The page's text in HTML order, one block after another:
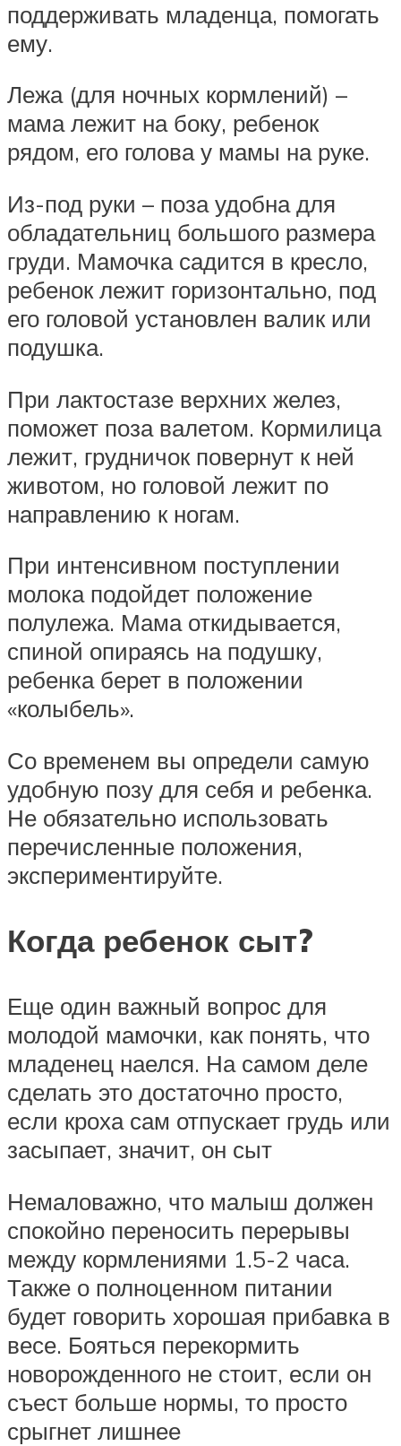
поддерживать младенца, помогать
ему.
Лежа (для ночных кормлений) –
мама лежит на боку, ребенок
рядом, его голова у мамы на руке.
Из-под руки – поза удобна для
обладательниц большого размера
груди. Мамочка садится в кресло,
ребенок лежит горизонтально, под
его головой установлен валик или
подушка.
При лактостазе верхних желез,
поможет поза валетом. Кормилица
лежит, грудничок повернут к ней
животом, но головой лежит по
направлению к ногам.
При интенсивном поступлении
молока подойдет положение
полулежа. Мама откидывается,
спиной опираясь на подушку,
ребенка берет в положении
«колыбель».
Со временем вы определи самую
удобную позу для себя и ребенка.
Не обязательно использовать
перечисленные положения,
экспериментируйте.
Когда ребенок сыт?
Еще один важный вопрос для
молодой мамочки, как понять, что
младенец наелся. На самом деле
сделать это достаточно просто,
если кроха сам отпускает грудь или
засыпает, значит, он сыт
Немаловажно, что малыш должен
спокойно переносить перерывы
между кормлениями 1.5-2 часа.
Также о полноценном питании
будет говорить хорошая прибавка в
весе. Бояться перекормить
новорожденного не стоит, если он
съест больше нормы, то просто
срыгнет лишнее